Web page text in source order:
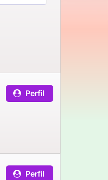
Perfil
Perfil